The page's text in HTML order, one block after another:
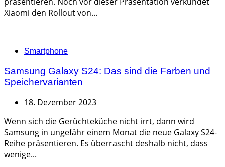
Xiaomi den Rollout von...
Categories
Smartphone
Samsung Galaxy S24: Das sind die Farben und
Speichervarianten
18. Dezember 2023
Wenn sich die Gerüchteküche nicht irrt, dann wird
Samsung in ungefähr einem Monat die neue Galaxy S24-
Reihe präsentieren. Es überrascht deshalb nicht, dass
wenige...